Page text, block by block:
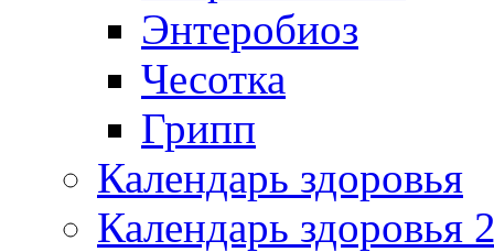
Энтеробиоз
Чесотка
Грипп
Календарь здоровья
Календарь здоровья